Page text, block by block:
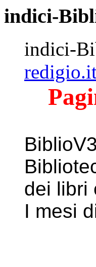
indici-
indici-
dei libri
I mesi